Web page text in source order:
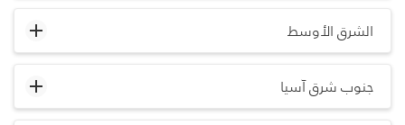
الشرق الأوسط
جنوب شرق آسيا